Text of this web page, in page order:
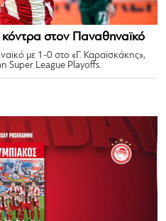
κόντρα στον Παναθηναϊκό
με 1-0 στο «Γ. Καραϊσκάκης»,
Super League Playoffs.